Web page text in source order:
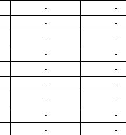
-
-
-
-
-
-
-
-
-
-
-
-
-
-
-
-
-
-